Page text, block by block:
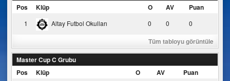
Pos
Klüp O AV Puan
1 Altay Futbol Okulları 0 0 0
Tüm tabloyu görüntüle
Master Cup C Grubu
Pos
Klüp O AV Puan